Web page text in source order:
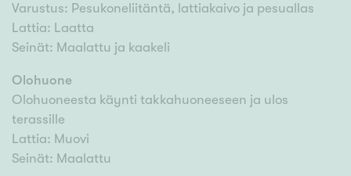
Varustus: Pesukoneliitäntä, lattiakaivo ja pesuallas
Lattia: Laatta
Seinät: Maalattu ja kaakeli
Olohuone
Olohuoneesta käynti takkahuoneeseen ja ulos
terassille
Lattia: Muovi
Seinät: Maalattu